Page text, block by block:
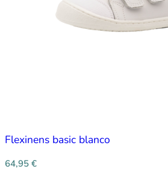
Flexinens basic blanco
64,95 €